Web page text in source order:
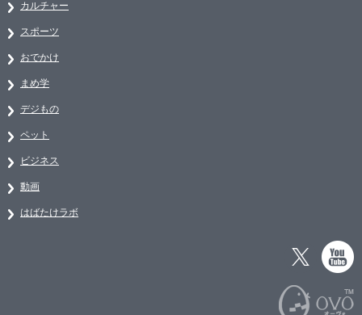
カルチャー
スポーツ
おでかけ
まめ学
デジもの
ペット
ビジネス
動画
はばたけラボ